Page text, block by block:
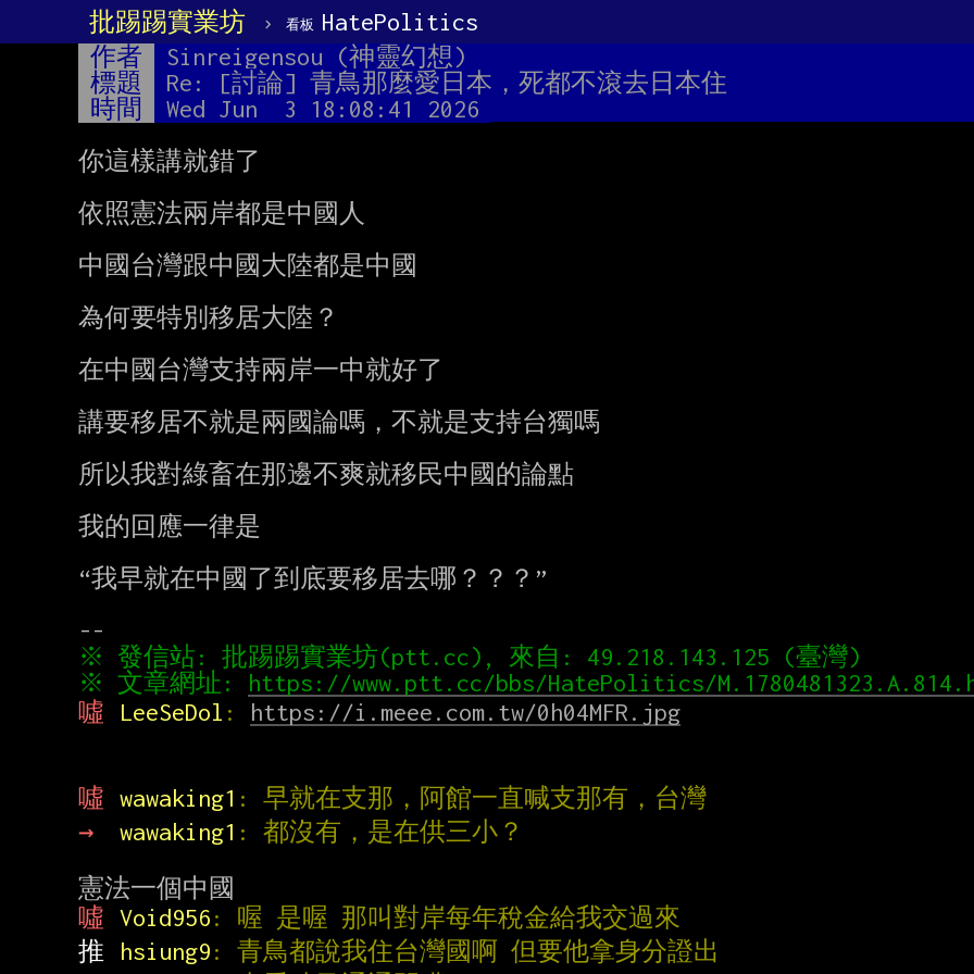
批踢踢實業坊 › 看板 HatePolitics
作者
Sinreigensou (神靈幻想)
標題
Re: [討論] 青鳥那麼愛日本，死都不滾去日本住
時間
Wed Jun  3 18:08:41 2026
你這樣講就錯了
依照憲法兩岸都是中國人
中國台灣跟中國大陸都是中國
為何要特別移居大陸？
在中國台灣支持兩岸一中就好了
講要移居不就是兩國論嗎，不就是支持台獨嗎
所以我對綠畜在那邊不爽就移民中國的論點
我的回應一律是
“我早就在中國了到底要移居去哪？？？”
※ 發信站: 批踢踢實業坊(ptt.cc), 來自: 49.218.143.125 (臺灣)
※ 文章網址: https://www.ptt.cc/bbs/HatePolitics/
噓
LeeSeDol : https://i.meee.com.tw/0h04MFR.jpg
噓 wawaking1 : 早就在支那，阿館一直喊支那有，台灣
→
wawaking1 : 都沒有，是在供三小？
噓 Void956: 喔 是喔 那叫對岸每年稅金給我交過來
推
hsiung9: 青鳥都說我住台灣國啊 但要他拿身分證出